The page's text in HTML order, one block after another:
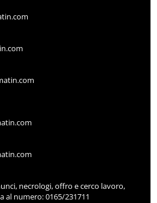
necrologi, offro e cerco lavoro,
al numero: 0165/231711